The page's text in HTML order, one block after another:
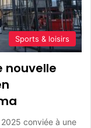
Sports & loisirs
nouvelle
conviée à une